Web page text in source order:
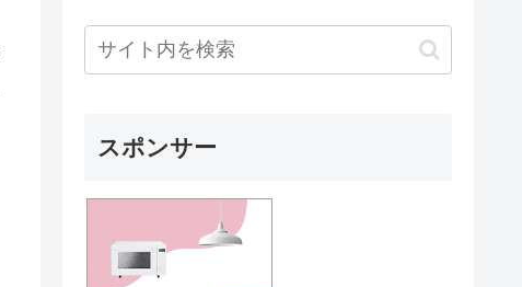
スポンサー